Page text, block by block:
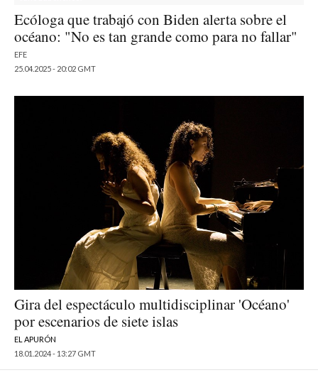
Ecóloga que trabajó con Biden alerta sobre el
océano: "No es tan grande como para no fallar"
EFE
25.04.2025 - 20:02 GMT
Gira del espectáculo multidisciplinar 'Océano'
por escenarios de siete islas
EL APURÓN
18.01.2024 - 13:27 GMT